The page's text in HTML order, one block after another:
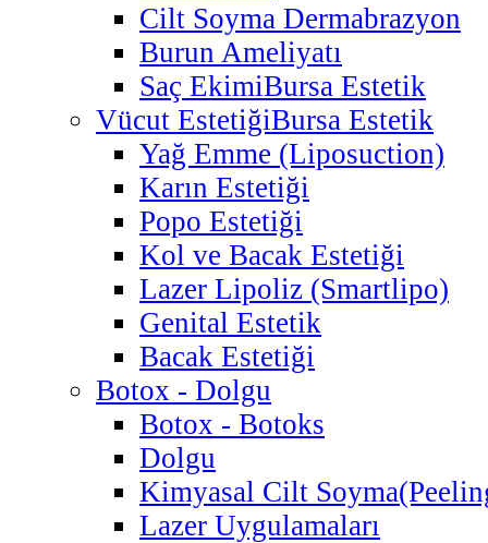
Cilt Soyma Dermabrazyon
Burun Ameliyatı
Saç EkimiBursa Estetik
Vücut EstetiğiBursa Estetik
Yağ Emme (Liposuction)
Karın Estetiği
Popo Estetiği
Kol ve Bacak Estetiği
Lazer Lipoliz (Smartlipo)
Genital Estetik
Bacak Estetiği
Botox - Dolgu
Botox - Botoks
Dolgu
Kimyasal Cilt Soyma
Lazer Uygulamaları